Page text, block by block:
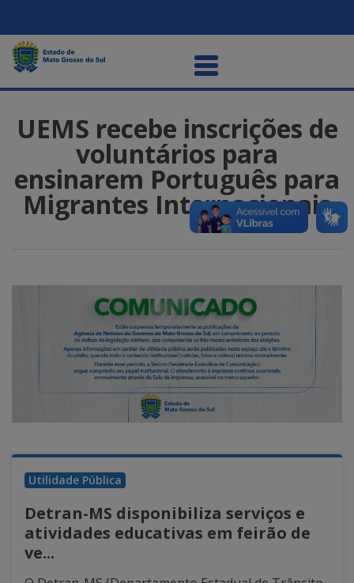
UEMS recebe inscrições de
voluntários para
ensinarem Português para
Migrantes Internacionais
Utilidade Pública
Detran-MS disponibiliza serviços e
atividades educativas em feirão de
ve...